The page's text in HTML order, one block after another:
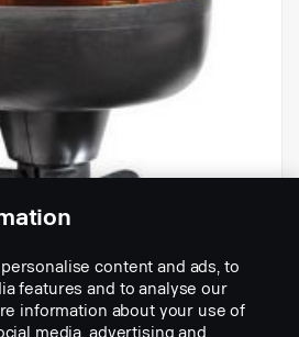
content and ads, to
features and to analyse our
information about your use of
media, advertising and